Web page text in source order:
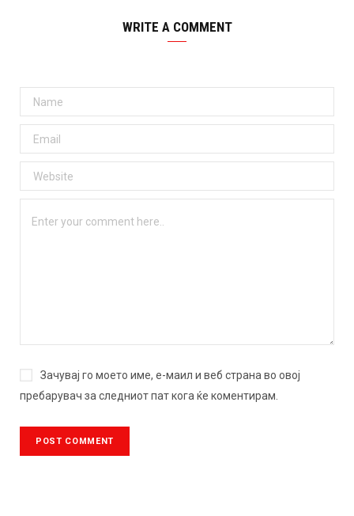
WRITE A COMMENT
Зачувај го моето име, е-маил и веб страна во овој
пребарувач за следниот пат кога ќе коментирам.